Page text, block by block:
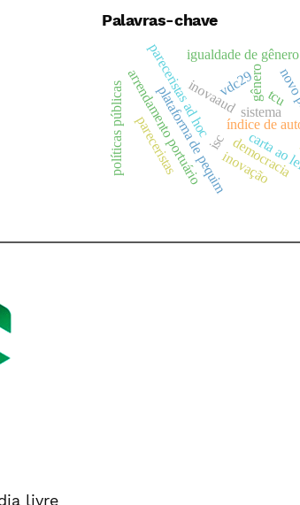
Palavras-chave
pareceristas ad hoc índice de
carta ao
plataforma de pequim
gênero
igualdade de gênero
inovaaud
arrendamento portuário vdc29 tcu
isc
pareceristas democracia
políticas públicas sistema
inovação